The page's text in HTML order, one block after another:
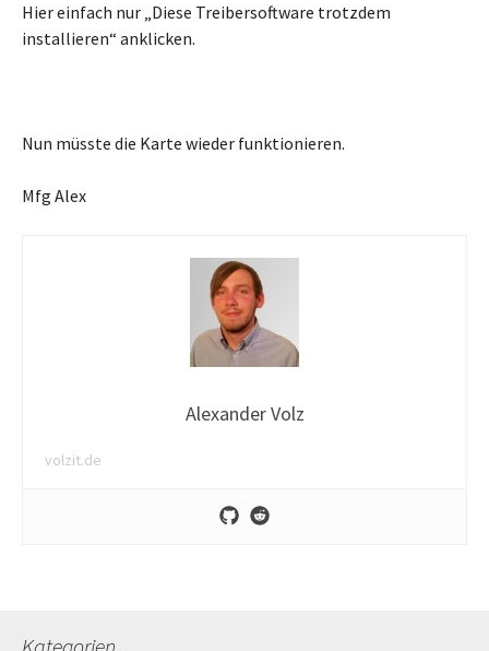
Hier einfach nur „Diese Treibersoftware trotzdem
installieren“ anklicken.
Nun müsste die Karte wieder funktionieren.
Mfg Alex
Alexander Volz
volzit.de